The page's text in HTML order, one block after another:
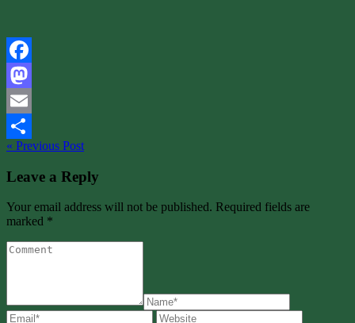
Facebook
Mastodon
Email
Share
« Previous Post
Leave a Reply
Your email address will not be published. Required fields are
marked *